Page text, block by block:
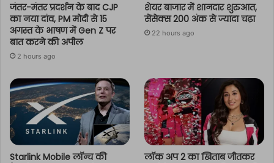
जंतर-मंतर प्रदर्शन के बाद CJP
का नया दांव, PM मोदी से 15
अगस्त के भाषण में Gen Z पर
बात करने की अपील
2 hours ago
शेयर बाजार में शानदार शुरुआत,
सेंसेक्स 200 अंक से ज्यादा चढ़ा
22 hours ago
Starlink Mobile लॉन्च की
लॉक अप 2 का खिताब जीतकर